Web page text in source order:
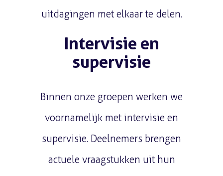
uitdagingen met elkaar te delen.
Intervisie en
supervisie
Binnen onze groepen werken we
voornamelijk met intervisie en
supervisie. Deelnemers brengen
actuele vraagstukken uit hun